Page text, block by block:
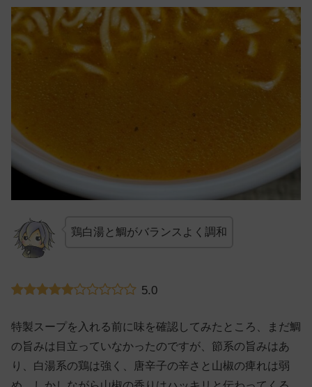
鶏白湯と鯛がバランスよく調和
5.0
特製スープを入れる前に味を確認してみたところ、まだ鯛
の旨みは目立っていなかったのですが、節系の旨みはあ
り、白湯系の鶏は強く、唐辛子の辛さと山椒の痺れは弱